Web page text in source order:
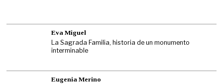
Eva Miguel
La Sagrada Familia, historia de un monumento
interminable
Eugenia Merino